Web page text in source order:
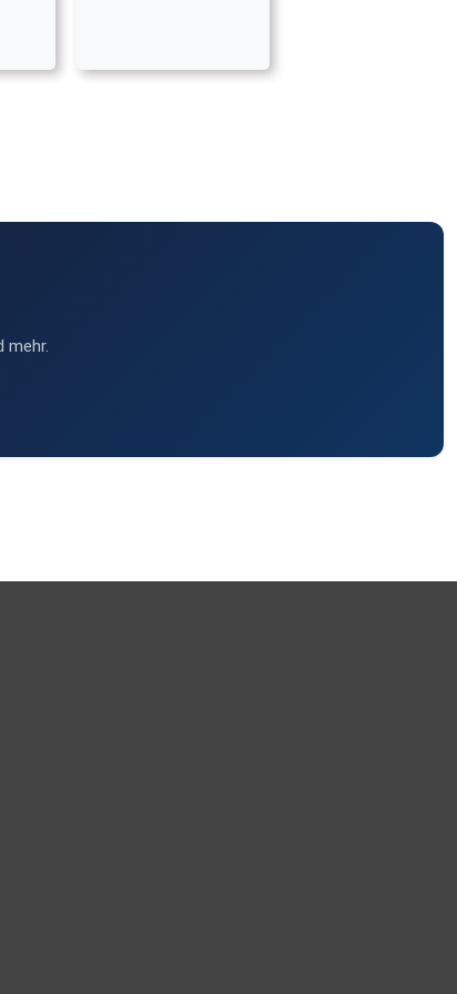
mehr.